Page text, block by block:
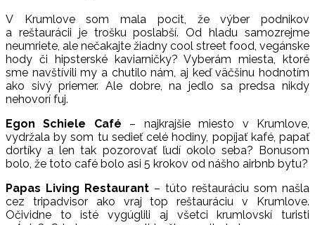
V Krumlove som mala pocit, že výber podnikov
a reštaurácii je trošku poslabší. Od hladu samozrejme
neumriete, ale nečakajte žiadny cool street food, vegánske
hody či hipsterské kaviarničky? Vyberám miesta, ktoré
sme navštívili my a chutilo nám, aj keď väčšinu hodnotím
ako sivý priemer. Ale dobre, na jedlo sa predsa nikdy
nehovorí fuj.
Egon Schiele Café – najkrajšie miesto v Krumlove,
vydržala by som tu sedieť celé hodiny, popíjať kafé, papať
dortíky a len tak pozorovať ľudí okolo seba? Bonusom
bolo, že toto café bolo asi 5 krokov od nášho airbnb bytu?
Papas Living Restaurant – túto reštauráciu som našla
cez tripadvisor ako vraj top reštauráciu v Krumlove.
Očividne to isté vygúglili aj všetci krumlovskí turisti